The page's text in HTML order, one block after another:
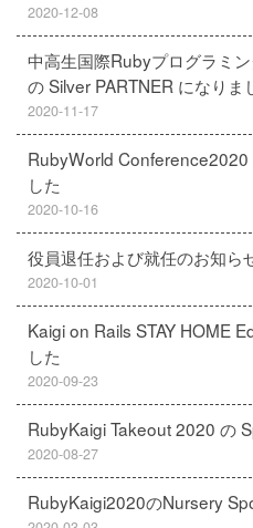
2020-12-08
中高生国際Rubyプログラミ
の Silver PARTNER になりま
2020-11-17
RubyWorld Conference2020
した
2020-10-16
役員退任および就任のお知ら
2020-10-01
Kaigi on Rails STAY HOME
した
2020-09-23
RubyKaigi Takeout 2020 の
2020-08-27
RubyKaigi2020のNursery